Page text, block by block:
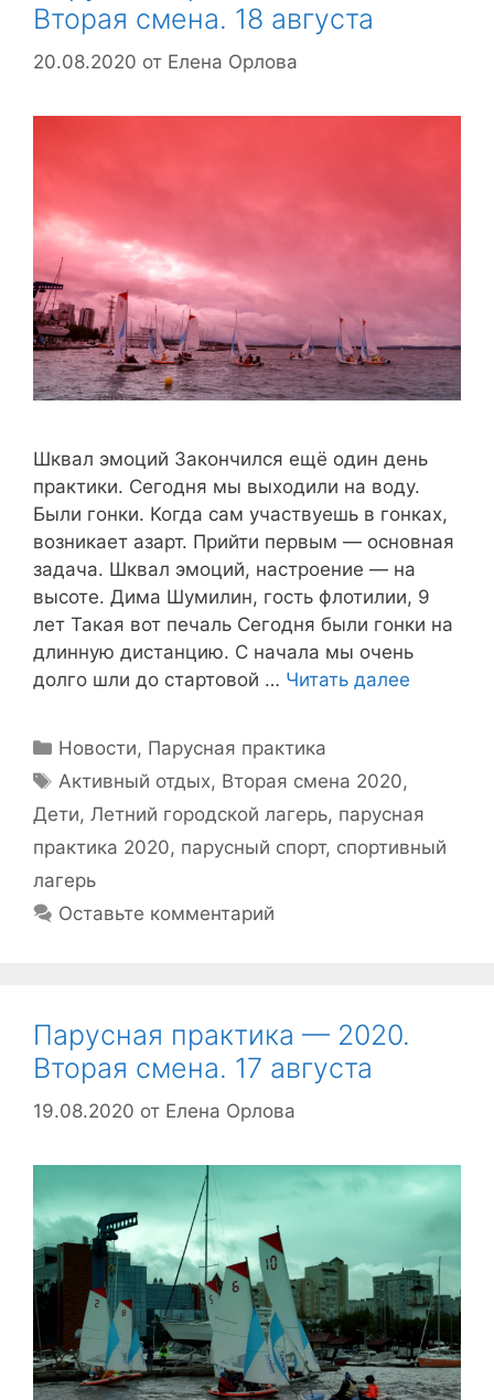
Вторая смена. 18 августа
20.08.2020 от Елена Орлова
Шквал эмоций Закончился ещё один день
практики. Сегодня мы выходили на воду.
Были гонки. Когда сам участвуешь в гонках,
возникает азарт. Прийти первым — основная
задача. Шквал эмоций, настроение — на
высоте. Дима Шумилин, гость флотилии, 9
лет Такая вот печаль Сегодня были гонки на
длинную дистанцию. С начала мы очень
долго шли до стартовой … Читать далее
Рубрики
Новости, Парусная практика
Метки
Активный отдых, Вторая смена 2020,
Дети, Летний городской лагерь, парусная
практика 2020, парусный спорт, спортивный
лагерь
Оставьте комментарий
Парусная практика — 2020.
Вторая смена. 17 августа
19.08.2020 от Елена Орлова